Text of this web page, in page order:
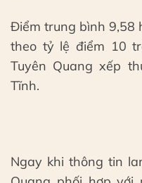
Điểm trung bình 9,58
theo tỷ lệ điểm 10
Tuyên Quang xếp
Tĩnh.
Ngay khi thông tin